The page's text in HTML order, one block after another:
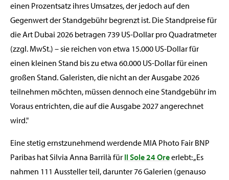
einen Prozentsatz ihres Umsatzes, der jedoch auf den
Gegenwert der Standgebühr begrenzt ist. Die Standpreise für
die Art Dubai 2026 betragen 739 US-Dollar pro Quadratmeter
(zzgl. MwSt.) – sie reichen von etwa 15.000 US-Dollar für
einen kleinen Stand bis zu etwa 60.000 US-Dollar für einen
großen Stand. Galeristen, die nicht an der Ausgabe 2026
teilnehmen möchten, müssen dennoch eine Standgebühr im
Voraus entrichten, die auf die Ausgabe 2027 angerechnet
wird."
Eine stetig ernstzunehmend werdende MIA Photo Fair BNP
Paribas hat Silvia Anna Barrilà für Il Sole 24 Oreerlebt: „Es
nahmen 111 Aussteller teil, darunter 76 Galerien (genauso